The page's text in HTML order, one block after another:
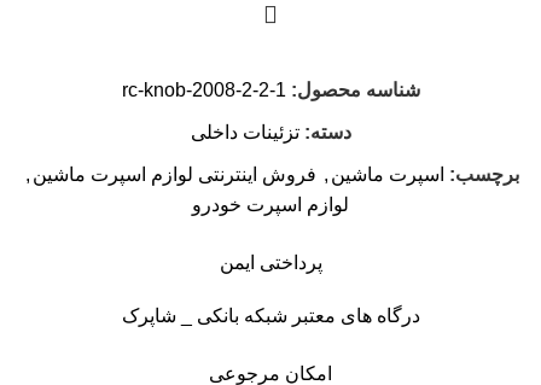
شناسه محصول: rc-knob-2008-2-2-1
دسته: تزئینات داخلی
برچسب: اسپرت ماشین , فروش اینترنتی لوازم اسپرت ماشین ,
لوازم اسپرت خودرو
پرداختی ایمن
درگاه های معتبر شبکه بانکی _ شاپرک
امکان مرجوعی